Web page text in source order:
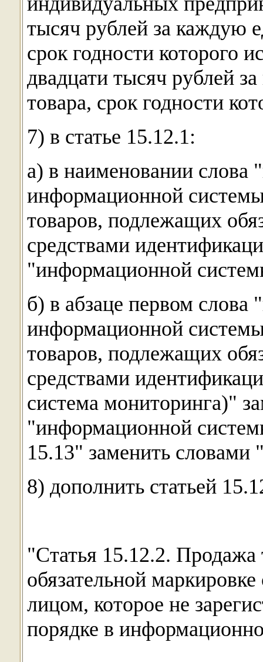
тысяч рублей за каждую
срок годности которого
двадцати тысяч рублей
товара, срок годности
7) в статье 15.12.1:
а) в наименовании слова
информационной
товаров, подлежащих
средствами
"информационной
б) в абзаце первом слова
информационной
товаров, подлежащих
средствами
система мониторинга)"
"информационной
15.13" заменить словами
8) дополнить статьей
"Статья 15.12.2.
обязательной
лицом, которое не
порядке в